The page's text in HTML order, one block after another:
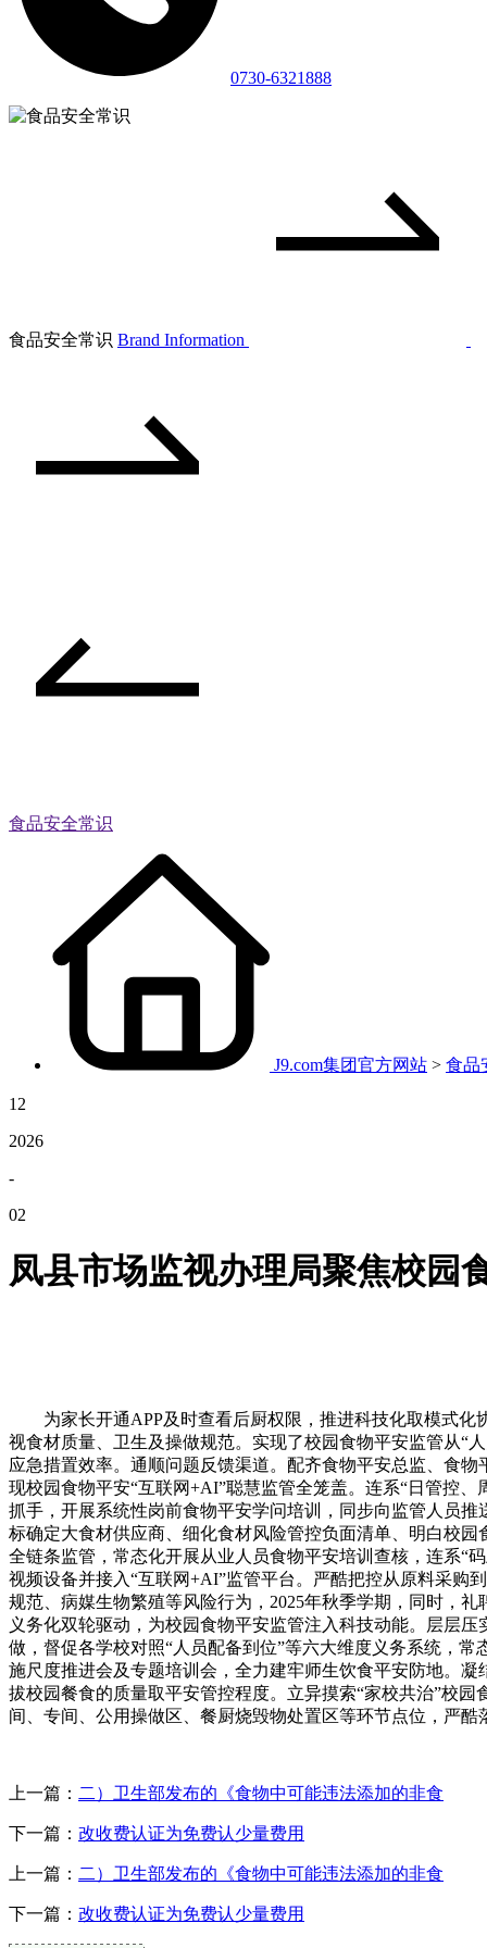
0730-6321888
食品安全常识 Brand Information
食品安全常识
J9.com集团官方网站 > 食品
12
2026
-
02
凤县市场监视办理局聚焦校园
为家长开通APP及时查看后厨权限，推进科技化取模式化
视食材质量、卫生及操做规范。实现了校园食物平安监管从“
应急措置效率。通顺问题反馈渠道。配齐食物平安总监、食
现校园食物平安“互联网+AI”聪慧监管全笼盖。连系“日管控
抓手，开展系统性岗前食物平安学问培训，同步向监管人员
标确定大食材供应商、细化食材风险管控负面清单、明白校
全链条监管，常态化开展从业人员食物平安培训查核，连系“
视频设备并接入“互联网+AI”监管平台。严酷把控从原料采购
规范、病媒生物繁殖等风险行为，2025年秋季学期，同时，
义务化双轮驱动，为校园食物平安监管注入科技动能。层层
做，督促各学校对照“人员配备到位”等六大维度义务系统，
施尺度推进会及专题培训会，全力建牢师生饮食平安防地。
拔校园餐食的质量取平安管控程度。立异摸索“家校共治”校
间、专间、公用操做区、餐厨烧毁物处置区等环节点位，严
上一篇： 二）卫生部发布的《食物中可能违法添加的非食
下一篇： 改收费认证为免费认少量费用
上一篇： 二）卫生部发布的《食物中可能违法添加的非食
下一篇： 改收费认证为免费认少量费用